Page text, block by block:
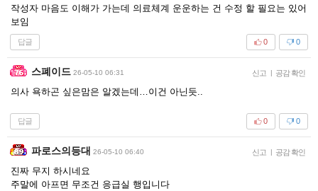
작성자 마음도 이해가 가는데 의료체계 운운하는 건 수정 할 필요는 있어
보임
답글 0
0
스폐이드 26-05-10 06:31 신고 | 공감 확인
의사 욕하곤 싶은맘은 알겠는데…이건 아닌듯..
답글 0
0
파로스의등대 26-05-10 06:40 신고 | 공감 확인
진짜 무지 하시네요
주말에 아프면 무조건 응급실 행입니다